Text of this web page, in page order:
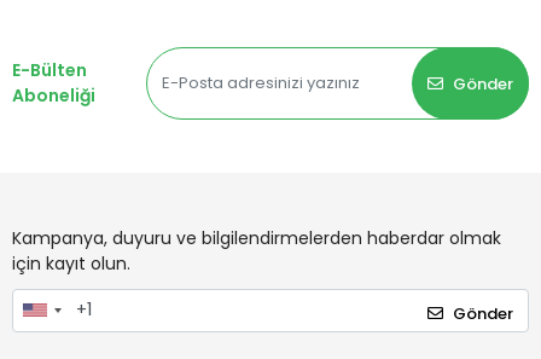
E-Bülten
Aboneliği
Gönder
Kampanya, duyuru ve bilgilendirmelerden haberdar olmak
için kayıt olun.
Gönder